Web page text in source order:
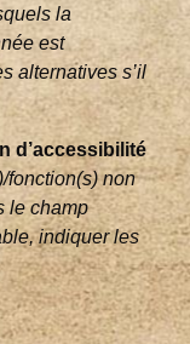
la
est
alternatives s’il
d’accessibilité
fonction(s) non
le champ
indiquer les